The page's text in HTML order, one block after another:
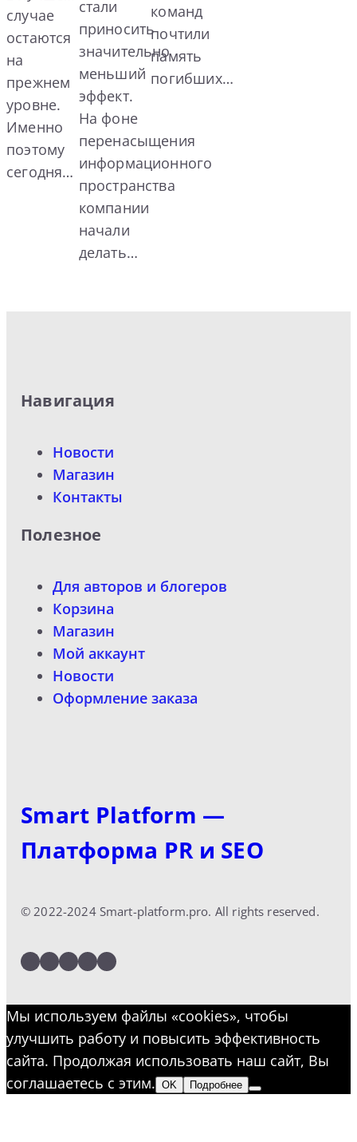
случае
остаются
на
прежнем
уровне.
Именно
поэтому
сегодня…
стали
приносить
значительно
меньший
эффект.
На фоне
перенасыщения
информационного
пространства
компании
начали
делать…
команд
почтили
память
погибших…
Навигация
Новости
Магазин
Контакты
Полезное
Для авторов и блогеров
Корзина
Магазин
Мой аккаунт
Новости
Оформление заказа
Smart Platform —
Платформа PR и SEO
© 2022-2024 Smart-platform.pro. All rights reserved.
LinkedIn
Facebook
Twitter
Instagram
YouTube
Мы используем файлы «cookies», чтобы
улучшить работу и повысить эффективность
сайта. Продолжая использовать наш сайт, Вы
соглашаетесь с этим. OK Подробнее